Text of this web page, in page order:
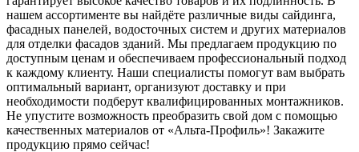
нашем ассортименте вы найдёте различные виды сайдинга,
фасадных панелей, водосточных систем и других материалов
для отделки фасадов зданий. Мы предлагаем продукцию по
доступным ценам и обеспечиваем профессиональный подход
к каждому клиенту. Наши специалисты помогут вам выбрать
оптимальный вариант, организуют доставку и при
необходимости подберут квалифицированных монтажников.
Не упустите возможность преобразить свой дом с помощью
качественных материалов от «Альта-Профиль»! Закажите
продукцию прямо сейчас!